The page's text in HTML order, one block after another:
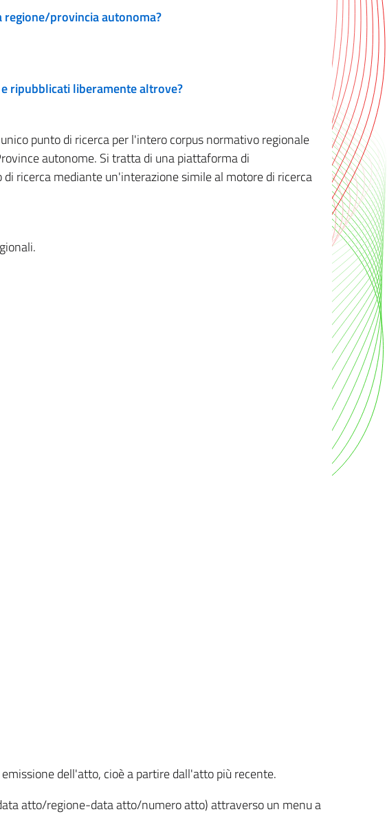
provincia autonoma?
ripubblicati liberamente altrove?
punto di ricerca per l'intero corpus normativo regionale
autonome. Si tratta di una piattaforma di
ricerca mediante un'interazione simile al motore di ricerca
dell'atto, cioè a partire dall'atto più recente.
atto/regione-data atto/numero atto) attraverso un menu a